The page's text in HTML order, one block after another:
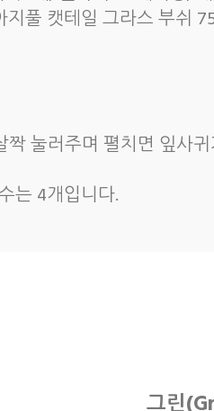
풀 캣테일 그라스 부쉬
눌러주며 펼치면 잎사
는 4개입니다.